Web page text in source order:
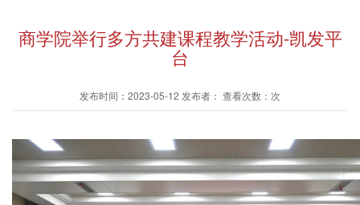
商学院举行多方共建课程教学活动-凯发平
台
发布时间：2023-05-12 发布者： 查看次数：次